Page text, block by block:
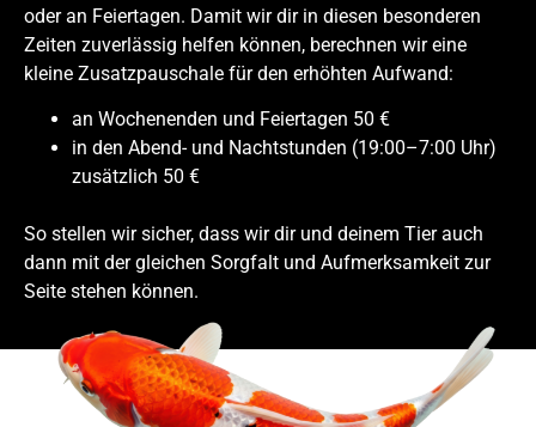
oder an Feiertagen. Damit wir dir in diesen besonderen
Zeiten zuverlässig helfen können, berechnen wir eine
kleine Zusatzpauschale für den erhöhten Aufwand:
an Wochenenden und Feiertagen 50 €
in den Abend- und Nachtstunden (19:00–7:00 Uhr)
zusätzlich 50 €
So stellen wir sicher, dass wir dir und deinem Tier auch
dann mit der gleichen Sorgfalt und Aufmerksamkeit zur
Seite stehen können.